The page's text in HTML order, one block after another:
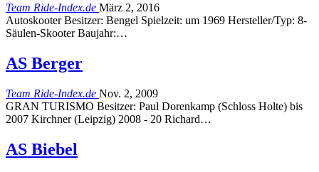
Team Ride-Index.de März 2, 2016
Autoskooter Besitzer: Bengel Spielzeit: um 1969 Hersteller/Typ: 8-
Säulen-Skooter Baujahr:…
AS Berger
Team Ride-Index.de Nov. 2, 2009
GRAN TURISMO Besitzer: Paul Dorenkamp (Schloss Holte) bis
2007 Kirchner (Leipzig) 2008 - 20 Richard…
AS Biebel